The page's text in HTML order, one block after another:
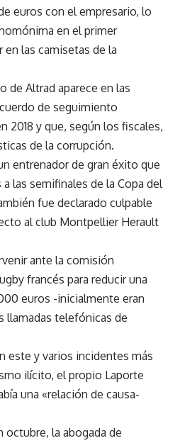
euros con el empresario, lo
en el primer
en las camisetas de la
de Altrad aparece en las
de seguimiento
2018 y que, según los fiscales,
de la corrupción.
entrenador de gran éxito que
las semifinales de la Copa del
fue declarado culpable
al club Montpellier Herault
ante la comisión
francés para reducir una
euros -inicialmente eran
llamadas telefónicas de
este y varios incidentes más
ilícito, el propio Laporte
una «relación de causa-
octubre, la abogada de